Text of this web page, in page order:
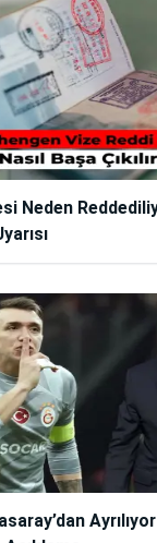
Neden